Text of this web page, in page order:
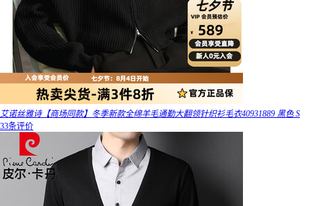
艾诺丝雅诗【商场同款】冬季新款全绵羊毛通勤大翻领针织衫毛衣40931889 黑色 S
33条评价